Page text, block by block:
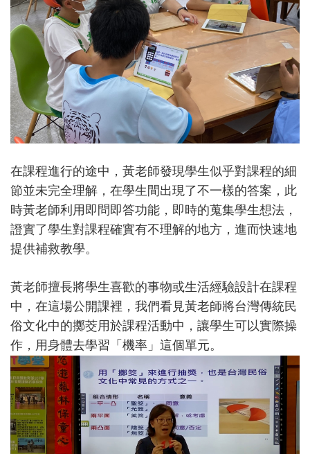
在課程進行的途中，黃老師發現學生似乎對課程的細
節並未完全理解，在學生間出現了不一樣的答案，此
時黃老師利用即問即答功能，即時的蒐集學生想法，
證實了學生對課程確實有不理解的地方，進而快速地
提供補救教學。
黃老師擅長將學生喜歡的事物或生活經驗設計在課程
中，在這場公開課裡，我們看見黃老師將台灣傳統民
俗文化中的擲茭用於課程活動中，讓學生可以實際操
作，用身體去學習「機率」這個單元。